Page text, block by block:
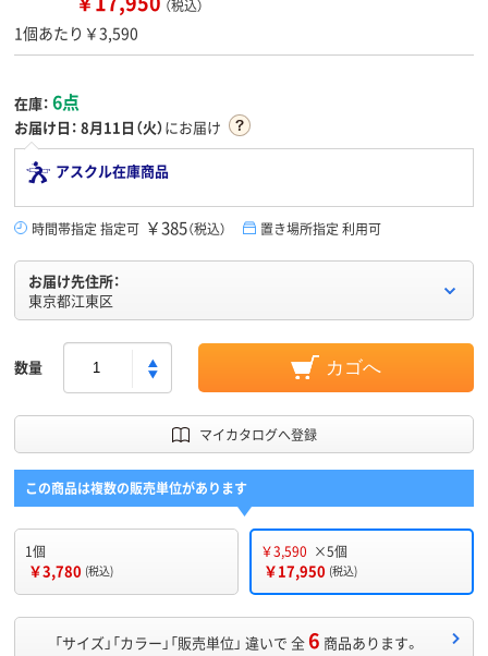
（税込）
1個あたり￥3,590
在庫： 6点
お届け日： 8月11日（火）にお届け
アスクル在庫商品
時間帯指定 指定可 ￥385（税込） 置き場所指定 利用可
お届け先住所：
東京都江東区
数量 カゴへ
マイカタログへ登録
この商品は複数の販売単位があります
1個
￥3,780 (税込)
￥3,590 ×5個
￥17,950 (税込)
「サイズ」「カラー」「販売単位」 違いで 全6 商品あります。